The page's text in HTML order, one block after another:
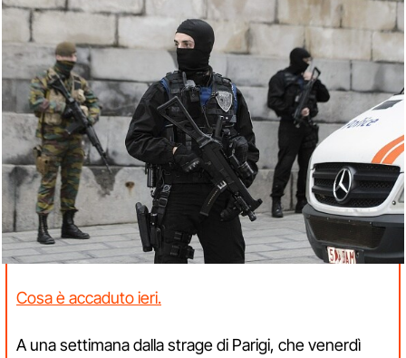
Cosa è accaduto ieri.
A una settimana dalla strage di Parigi, che venerdì